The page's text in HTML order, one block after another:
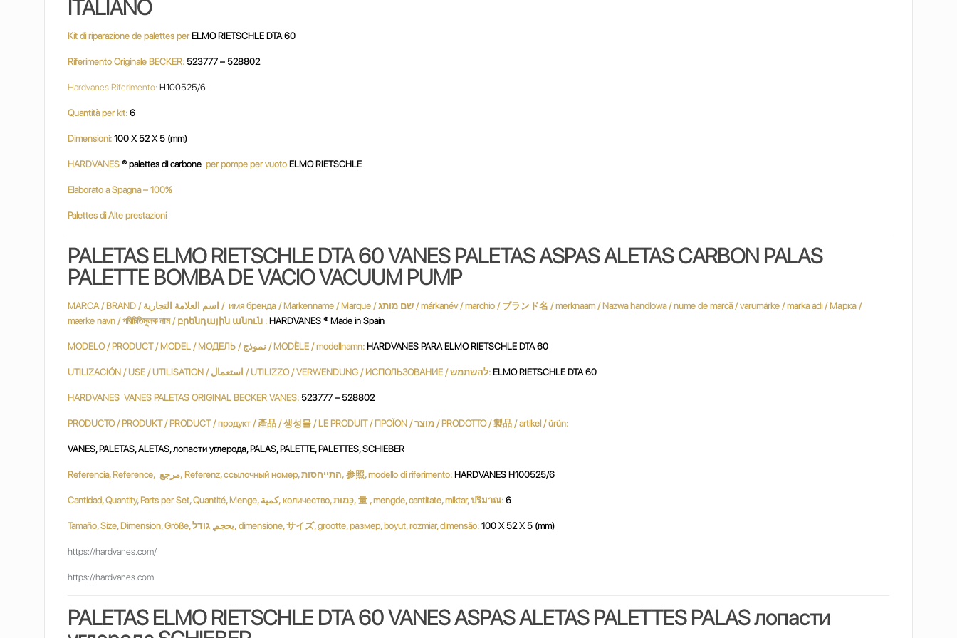
ITALIANO
Kit di riparazione de palettes per ELMO RIETSCHLE DTA 60
Riferimento Originale BECKER: 523777 – 528802
Hardvanes Riferimento: H100525/6
Quantità per kit: 6
Dimensioni: 100 X 52 X 5 (mm)
HARDVANES ® palettes di carbone per pompe per vuoto ELMO RIETSCHLE
Elaborato a Spagna – 100%
Palettes di Alte prestazioni
PALETAS ELMO RIETSCHLE DTA 60 VANES PALETAS ASPAS ALETAS CARBON PALAS
PALETTE BOMBA DE VACIO VACUUM PUMP
MARCA / BRAND / اسم العلامة التجارية / имя бренда / Markenname / Marque / שם מותג / márkanév / marchio / ブランド名 / merknaam / Nazwa handlowa / nume de marcă / varumärke / marka adı / Марка /
mærke navn / পরিচিতিমুলক নাম / բրենդային անուն : HARDVANES ® Made in Spain
MODELO / PRODUCT / MODEL / МОДЕЛЬ / نموذج / MODÈLE / modellnamn: HARDVANES PARA ELMO RIETSCHLE DTA 60
UTILIZACIÓN / USE / UTILISATION / استعمال / UTILIZZO / VERWENDUNG / ИСПОЛЬЗОВАНИЕ / להשתמש: ELMO RIETSCHLE DTA 60
HARDVANES VANES PALETAS ORIGINAL BECKER VANES: 523777 – 528802
PRODUCTO / PRODUKT / PRODUCT / продукт / 產品 / 생성물 / LE PRODUIT / ΠΡΟΪΟΝ / מוצר / PRODOTTO / 製品 / artikel / ürün:
VANES, PALETAS, ALETAS, лопасти углерода, PALAS, PALETTE, PALETTES, SCHIEBER
Referencia, Reference, مرجع, Referenz, ссылочный номер, התייחסות, 参照, modello di riferimento:HARDVANES H100525/6
Cantidad, Quantity, Parts per Set, Quantité, Menge, كمية, количество, כַּמוּת, 量 , mengde, cantitate, miktar, ปริมาณ: 6
Tamaño, Size, Dimension, Größe, بحجم, גודל, dimensione, サイズ, grootte, размер, boyut, rozmiar, dimensão: 100 X 52 X 5 (mm)
https://hardvanes.com/
https://hardvanes.com
PALETAS ELMO RIETSCHLE DTA 60 VANES ASPAS ALETAS PALETTES PALASлопасти